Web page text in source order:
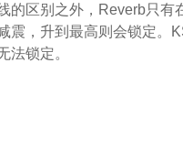
的区别之外，Reverb只有
震，升到最高则会锁定。
法锁定。